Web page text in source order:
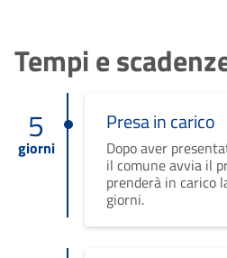
Tempi e
5
giorni
Presa in carico
Dopo aver
il comune avvia il
prenderà in carico
giorni.